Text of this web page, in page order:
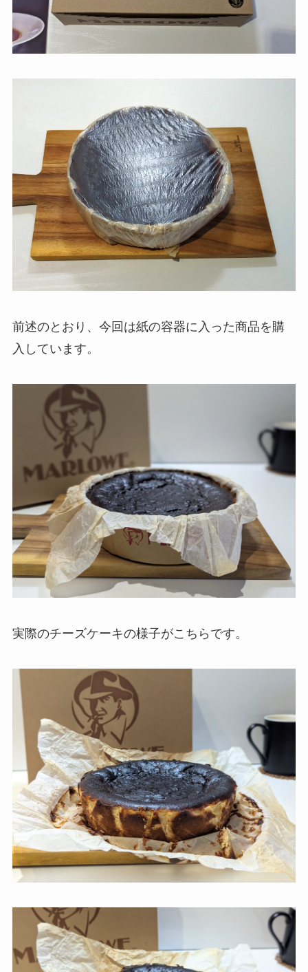
前述のとおり、今回は紙の容器に入った商品を購
入しています。
実際のチーズケーキの様子がこちらです。